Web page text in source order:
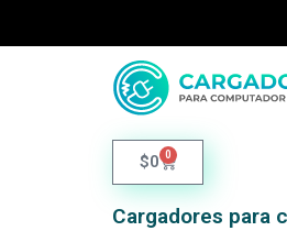
$0 0
Cargadores para